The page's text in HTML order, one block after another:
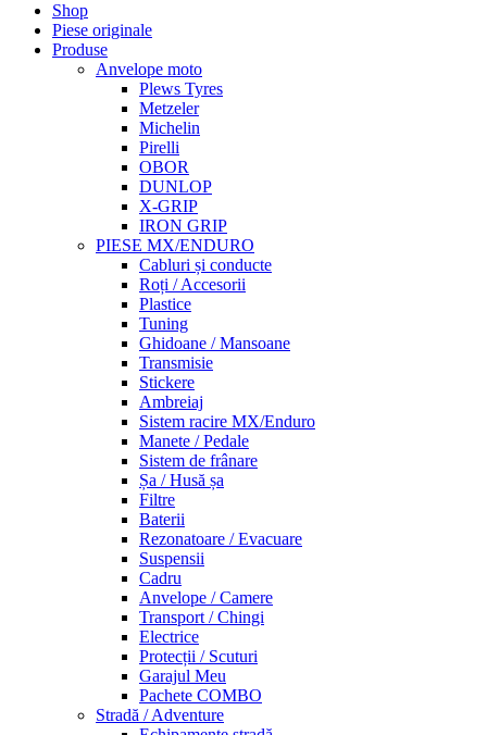
Shop
Piese originale
Produse
Anvelope moto
Plews Tyres
Metzeler
Michelin
Pirelli
OBOR
DUNLOP
X-GRIP
IRON GRIP
PIESE MX/ENDURO
Cabluri și conducte
Roți / Accesorii
Plastice
Tuning
Ghidoane / Mansoane
Transmisie
Stickere
Ambreiaj
Sistem racire MX/Enduro
Manete / Pedale
Sistem de frânare
Șa / Husă șa
Filtre
Baterii
Rezonatoare / Evacuare
Suspensii
Cadru
Anvelope / Camere
Transport / Chingi
Electrice
Protecții / Scuturi
Garajul Meu
Pachete COMBO
Stradă / Adventure